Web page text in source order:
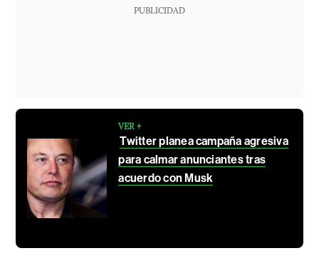
PUBLICIDAD
VER +
Twitter planea campaña agresiva
para calmar anunciantes tras
acuerdo con Musk